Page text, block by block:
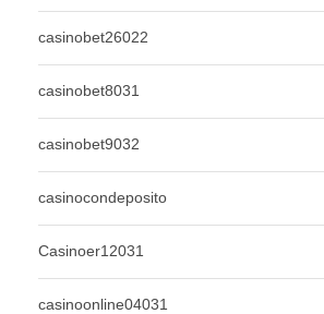
casinobet26022
casinobet8031
casinobet9032
casinocondeposito
Casinoer12031
casinoonline04031